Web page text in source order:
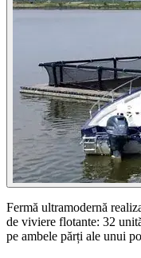
Fermă ultramodernă
de viviere flotante: 32
pe ambele părți ale unui